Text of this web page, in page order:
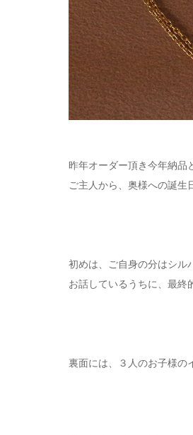
昨年オーダー頂き今年納品
ご主人から、奥様への誕生
初めは、ご自身の分はシル
お話しているうちに、最終
裏面には、３人のお子様の